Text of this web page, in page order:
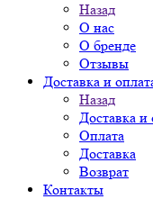
Назад
О нас
О бренде
Отзывы
Доставка и
Назад
Доставка и
Оплата
Доставка
Возврат
Контакты